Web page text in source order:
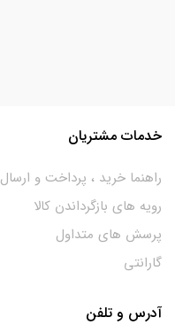
خدمات مشتریان
راهنما خرید ، پرداخت و ارسال
رویه های بازگرداندن کالا
پرسش های متداول
گارانتی
آدرس و تلفن